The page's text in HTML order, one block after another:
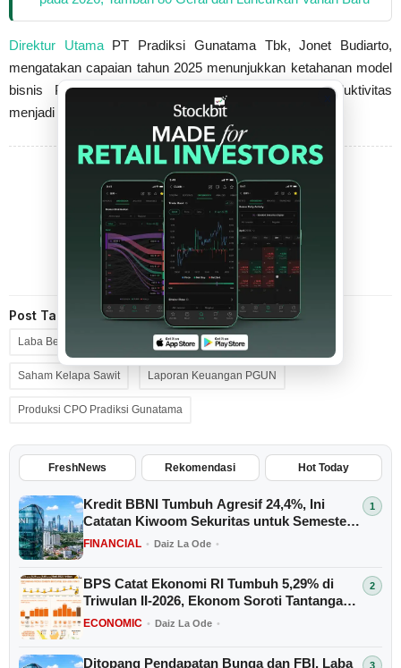
Direktur UtamaPT Pradiksi Gunatama Tbk, Jonet Budiarto,
mengatakan capaian tahun 2025 menunjukkan ketahanan model
bisnis Perseroan. Jonet menilai efisiensi dan produktivitas
menjadi kunci utama kesuksesan perusahaan.
LANJUT KE HALAMAN 2
PILIH HALAMAN:
1 2
Post Tags
Laba Bersih PGUN Kinerja Pradiksi Gunatama 2025
Saham Kelapa Sawit Laporan Keuangan PGUN
Produksi CPO Pradiksi Gunatama
FreshNews Rekomendasi Hot Today
Kredit BBNI Tumbuh Agresif 24,4%, Ini
Catatan Kiwoom Sekuritas untuk Semester
II...
FINANCIAL • Daiz La Ode •
BPS Catat Ekonomi RI Tumbuh 5,29% di
Triwulan II-2026, Ekonom Soroti Tantangan
E...
ECONOMIC • Daiz La Ode •
Ditopang Pendapatan Bunga dan FBI, Laba